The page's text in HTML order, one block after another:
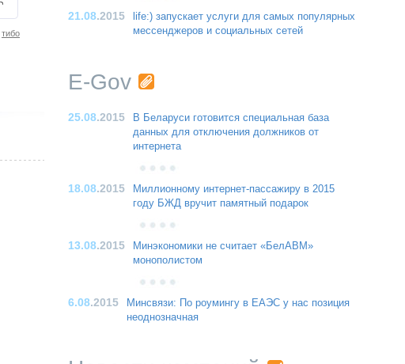
тибо
21.08.2015
life:) запускает услуги для самых популярных
мессенджеров и социальных сетей
E-Gov
25.08.2015
В Беларуси готовится специальная база
данных для отключения должников от
интернета
18.08.2015
Миллионному интернет-пассажиру в 2015
году БЖД вручит памятный подарок
13.08.2015
Минэкономики не считает «БелАВМ»
монополистом
6.08.2015
Минсвязи: По роумингу в ЕАЭС у нас позиция
неоднозначная